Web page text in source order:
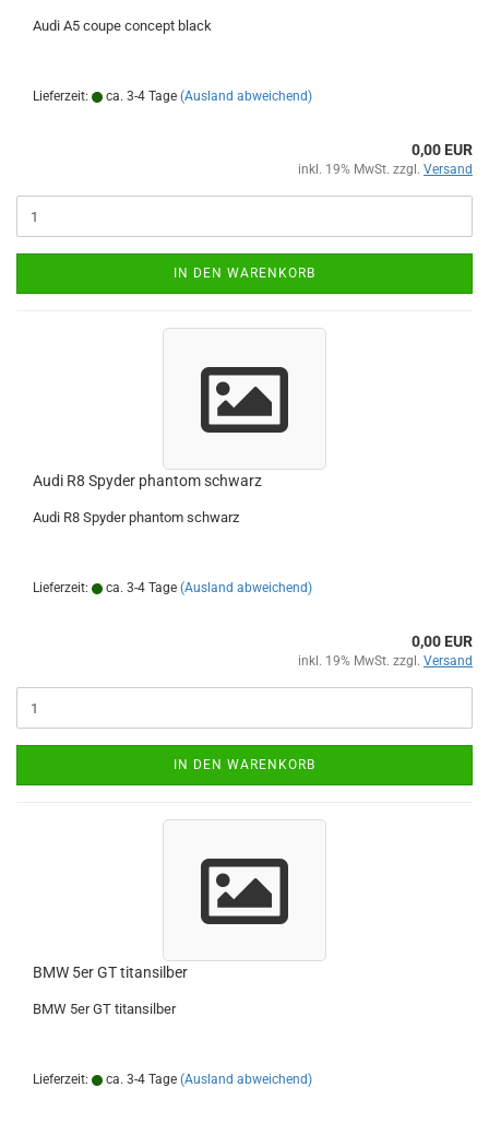
Audi A5 coupe concept black
Lieferzeit: ca. 3-4 Tage (Ausland abweichend)
0,00 EUR
inkl. 19% MwSt. zzgl. Versand
IN DEN WARENKORB
Audi R8 Spyder phantom schwarz
Audi R8 Spyder phantom schwarz
Lieferzeit: ca. 3-4 Tage (Ausland abweichend)
0,00 EUR
inkl. 19% MwSt. zzgl. Versand
IN DEN WARENKORB
BMW 5er GT titansilber
BMW 5er GT titansilber
Lieferzeit: ca. 3-4 Tage (Ausland abweichend)